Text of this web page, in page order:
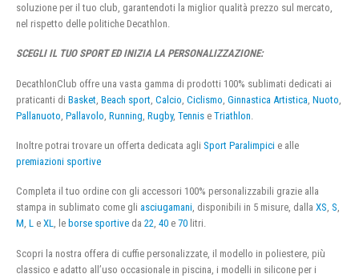
soluzione per il tuo club, garantendoti la miglior qualità prezzo sul mercato,
nel rispetto delle politiche Decathlon.
SCEGLI IL TUO SPORT ED INIZIA LA PERSONALIZZAZIONE:
DecathlonClub offre una vasta gamma di prodotti 100% sublimati dedicati ai
praticanti di Basket Beach sport Calcio Ciclismo Ginnastica Artistica Nuoto
Pallanuoto Pallavolo Running Rugby, Tennis e Triathlon
Inoltre potrai trovare un offerta dedicata agli Sport Paralimpici e alle
premiazioni sportive
Completa il tuo ordine con gli accessori 100% personalizzabili grazie alla
stampa in sublimato come gli asciugamani, disponibili in 5 misure, dalla XS, S,
M, L e XL, le borse sportive da 22, 40 e 70 litri.
Scopri la nostra offera di cuffie personalizzate, il modello in poliestere, più
classico e adatto all’uso occasionale in piscina, i modelli in silicone per i